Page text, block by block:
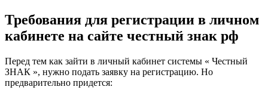
Требования для регистрации в личном
кабинете на сайте честный знак рф
Перед тем как зайти в личный кабинет системы « Честный
ЗНАК », нужно подать заявку на регистрацию. Но
предварительно придется: